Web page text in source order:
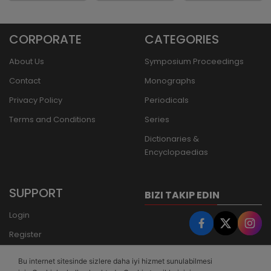
CORPORATE
About Us
Contact
Privacy Policy
Terms and Conditions
CATEGORIES
Symposium Proceedings
Monographs
Periodicals
Series
Dictionaries &
Encyclopaedias
SUPPORT
Login
Register
BIZI TAKIP EDIN
Bu internet sitesinde sizlere daha iyi hizmet sunulabilmesi